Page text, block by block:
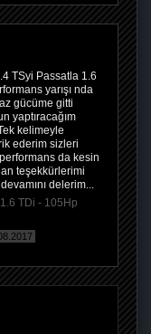
TSyi Passatla 1.6
yarışı nda
gücüme gitti
yaptıracağım
kelimeyle
ederim sizleri
da kesin
teşekkürlerimi
delerim...
TDi - 105Hp